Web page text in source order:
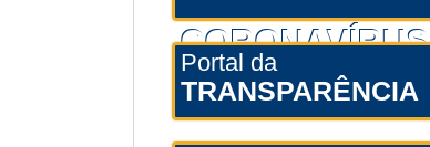
CORONAVÍRUS
Portal da
TRANSPARÊNCIA